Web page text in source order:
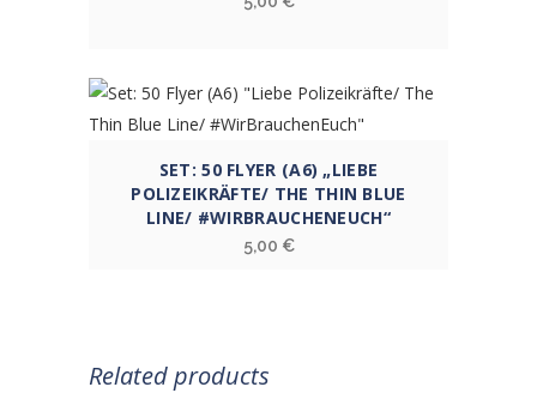
SET: 50 FLYER (A6) „LIEBE
POLIZEIKRÄFTE/ THE THIN BLUE
LINE/ #WIRBRAUCHENEUCH“
5,00 €
Related products